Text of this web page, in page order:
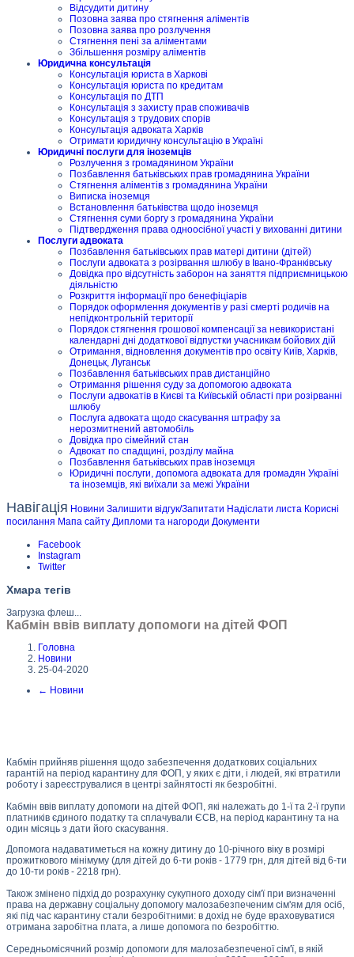
Відсудити дитину
Позовна заява про стягнення аліментів
Позовна заява про розлучення
Стягнення пені за аліментами
Збільшення розміру аліментів
Юридична консультація
Консультація юриста в Харкові
Консультація юриста по кредитам
Консультація по ДТП
Консультація з захисту прав споживачів
Консультація з трудових спорів
Консультація адвоката Харків
Отримати юридичну консультацію в Україні
Юридичні послуги для іноземців
Розлучення з громадянином України
Позбавлення батьківських прав громадянина України
Стягнення аліментів з громадянина України
Виписка іноземця
Встановлення батьківства щодо іноземця
Стягнення суми боргу з громадянина України
Підтвердження права одноосібної участі у вихованні дитини
Послуги адвоката
Позбавлення батьківських прав матері дитини (дітей)
Послуги адвоката з розірвання шлюбу в Івано-Франківську
Довідка про відсутність заборон на заняття підприємницькою
діяльністю
Розкриття інформації про бенефіціарів
Порядок оформлення документів у разі смерті родичів на
непідконтрольній території
Порядок стягнення грошової компенсації за невикористані
календарні дні додаткової відпустки учасникам бойових дій
Отримання, відновлення документів про освіту Київ, Харків,
Донецьк, Луганськ
Позбавлення батьківських прав дистанційно
Отримання рішення суду за допомогою адвоката
Послуги адвокатів в Києві та Київській області при розірванні
шлюбу
Послуга адвоката щодо скасування штрафу за
нерозмитнений автомобіль
Довідка про сімейний стан
Адвокат по спадщині, розділу майна
Позбавлення батьківських прав іноземця
Юридичні послуги, допомога адвоката для громадян Україні
та іноземців, які виїхали за межі України
Навігація Новини Залишити відгук/Запитати Надіслати листа Корисні
посилання Мапа сайту Дипломи та нагороди Документи
Facebook
Instagram
Twitter
Хмара тегів
Загрузка флеш...
Кабмін ввів виплату допомоги на дітей ФОП
Головна
Новини
25-04-2020
← Новини
Кабмін прийняв рішення щодо забезпечення додаткових соціальних
гарантій на період карантину для ФОП, у яких є діти, і людей, які втратили
роботу і зареєструвалися в центрі зайнятості як безробітні.
Кабмін ввів виплату допомоги на дітей ФОП, які належать до 1-ї та 2-ї групи
платників єдиного податку та сплачували ЄСВ, на період карантину та на
один місяць з дати його скасування.
Допомога надаватиметься на кожну дитину до 10-річного віку в розмірі
прожиткового мінімуму (для дітей до 6-ти років - 1779 грн, для дітей від 6-ти
до 10-ти років - 2218 грн).
Також змінено підхід до розрахунку сукупного доходу сім'ї при визначенні
права на державну соціальну допомогу малозабезпеченим сім'ям для осіб,
які під час карантину стали безробітними: в дохід не буде враховуватися
отримана заробітна плата, а лише допомога по безробіттю.
Середньомісячний розмір допомоги для малозабезпеченої сім'ї, в якій